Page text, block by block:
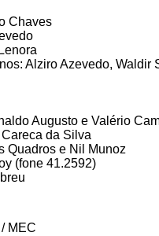
Chaves
Alziro Azevedo,
Augusto e Valério
da Silva
Quadros e Nil Munoz
(fone 41.2592)
MEC